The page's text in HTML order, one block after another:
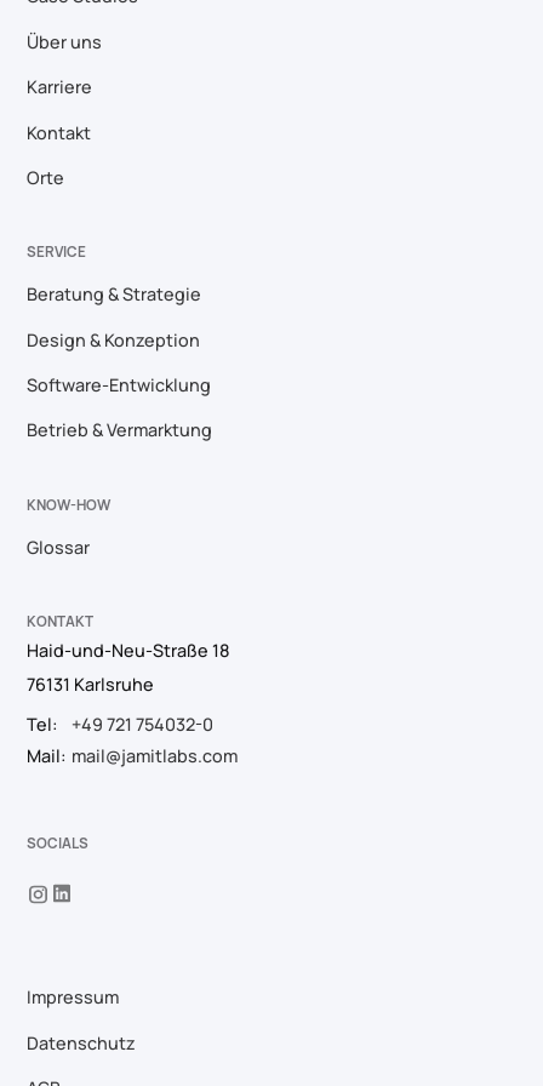
Über uns
Karriere
Kontakt
Orte
SERVICE
Beratung & Strategie
Design & Konzeption
Software-Entwicklung
Betrieb & Vermarktung
KNOW-HOW
Glossar
KONTAKT
Haid-und-Neu-Straße 18
76131 Karlsruhe
Tel:
+49 721 754032-0
Mail: mail@jamitlabs.com
SOCIALS
Impressum
Datenschutz